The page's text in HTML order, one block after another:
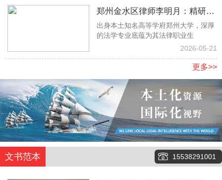
郑州金水区律师李明月：精研借
贷房产工程纠纷 专业助力权益落
出身本土知名高等学府郑州大学，深厚
的法学专业底蕴为其法律职业生
2026-05-21
更多>>
文书范本 15538291001